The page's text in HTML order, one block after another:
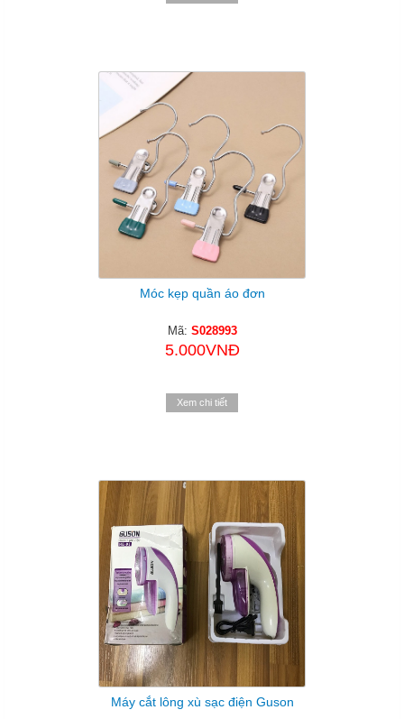
Móc kẹp quần áo đơn
Mã: S028993
5.000VNĐ
Xem chi tiết
Máy cắt lông xù sạc điện Guson